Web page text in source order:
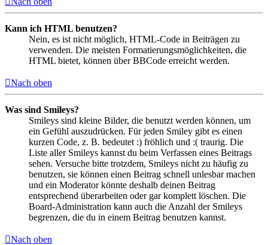
Kann ich HTML benutzen?
Nein, es ist nicht möglich, HTML-Code in Beiträgen zu
verwenden. Die meisten Formatierungsmöglichkeiten, die
HTML bietet, können über BBCode erreicht werden.
Nach oben
Was sind Smileys?
Smileys sind kleine Bilder, die benutzt werden können, um
ein Gefühl auszudrücken. Für jeden Smiley gibt es einen
kurzen Code, z. B. bedeutet :) fröhlich und :( traurig. Die
Liste aller Smileys kannst du beim Verfassen eines Beitrags
sehen. Versuche bitte trotzdem, Smileys nicht zu häufig zu
benutzen, sie können einen Beitrag schnell unlesbar machen
und ein Moderator könnte deshalb deinen Beitrag
entsprechend überarbeiten oder gar komplett löschen. Die
Board-Administration kann auch die Anzahl der Smileys
begrenzen, die du in einem Beitrag benutzen kannst.
Nach oben